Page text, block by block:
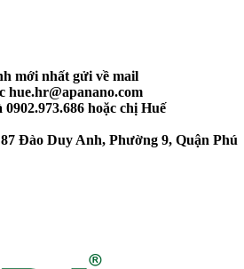
mới nhất gửi về mail
hue.hr@apanano.com
hoặc chị Huế
Đào Duy Anh, Phường 9, Quận Phú